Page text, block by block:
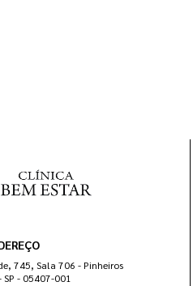
745, Sala 706 - Pinheiros
SP - 05407-001